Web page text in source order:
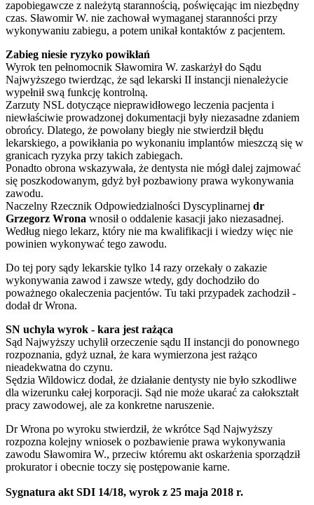
zapobiegawcze z należytą starannością, poświęcając im niezbędny
czas. Sławomir W. nie zachował wymaganej staranności przy
wykonywaniu zabiegu, a potem unikał kontaktów z pacjentem.
Zabieg niesie ryzyko powikłań
Wyrok ten pełnomocnik Sławomira W. zaskarżył do Sądu
Najwyższego twierdząc, że sąd lekarski II instancji nienależycie
wypełnił swą funkcję kontrolną.
Zarzuty NSL dotyczące nieprawidłowego leczenia pacjenta i
niewłaściwie prowadzonej dokumentacji były niezasadne zdaniem
obrońcy. Dlatego, że powołany biegły nie stwierdził błędu
lekarskiego, a powikłania po wykonaniu implantów mieszczą się w
granicach ryzyka przy takich zabiegach.
Ponadto obrona wskazywała, że dentysta nie mógł dalej zajmować
się poszkodowanym, gdyż był pozbawiony prawa wykonywania
zawodu.
Naczelny Rzecznik Odpowiedzialności Dyscyplinarnej dr
Grzegorz Wrona wnosił o oddalenie kasacji jako niezasadnej.
Według niego lekarz, który nie ma kwalifikacji i wiedzy więc nie
powinien wykonywać tego zawodu.
Do tej pory sądy lekarskie tylko 14 razy orzekały o zakazie
wykonywania zawod i zawsze wtedy, gdy dochodziło do
poważnego okaleczenia pacjentów. Tu taki przypadek zachodził -
dodał dr Wrona.
SN uchyla wyrok - kara jest rażąca
Sąd Najwyższy uchylił orzeczenie sądu II instancji do ponownego
rozpoznania, gdyż uznał, że kara wymierzona jest rażąco
nieadekwatna do czynu.
Sędzia Wildowicz dodał, że działanie dentysty nie było szkodliwe
dla wizerunku całej korporacji. Sąd nie może ukarać za całokształt
pracy zawodowej, ale za konkretne naruszenie.
Dr Wrona po wyroku stwierdził, że wkrótce Sąd Najwyższy
rozpozna kolejny wniosek o pozbawienie prawa wykonywania
zawodu Sławomira W., przeciw któremu akt oskarżenia sporządził
prokurator i obecnie toczy się postępowanie karne.
Sygnatura akt SDI 14/18, wyrok z 25 maja 2018 r.